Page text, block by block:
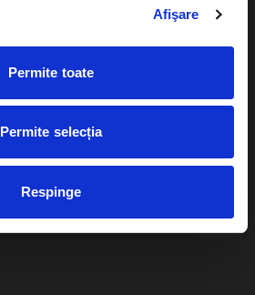
Afişare
Permite toate
Permite selecția
Respinge
Plata online sau cash
Livrare prin curier
Duplicare bilete